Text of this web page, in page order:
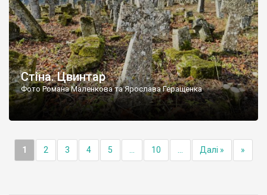
Стіна. Цвинтар
Фото Романа Маленкова та Ярослава Геращенка
1 2 3 4 5 10 Далі » »